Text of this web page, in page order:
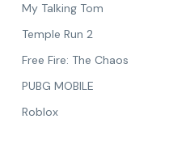
My Talking Tom
Temple Run 2
Free Fire: The Chaos
PUBG MOBILE
Roblox